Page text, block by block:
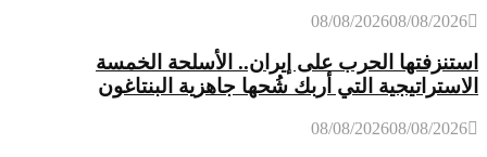
08/08/202608/08/2026
استنزفتها الحرب على إيران.. الأسلحة الخمسة
الاستراتيجية التي أربك شُحها جاهزية البنتاغون
08/08/202608/08/2026